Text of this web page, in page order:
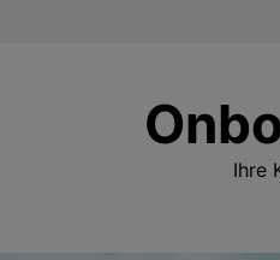
Ihre